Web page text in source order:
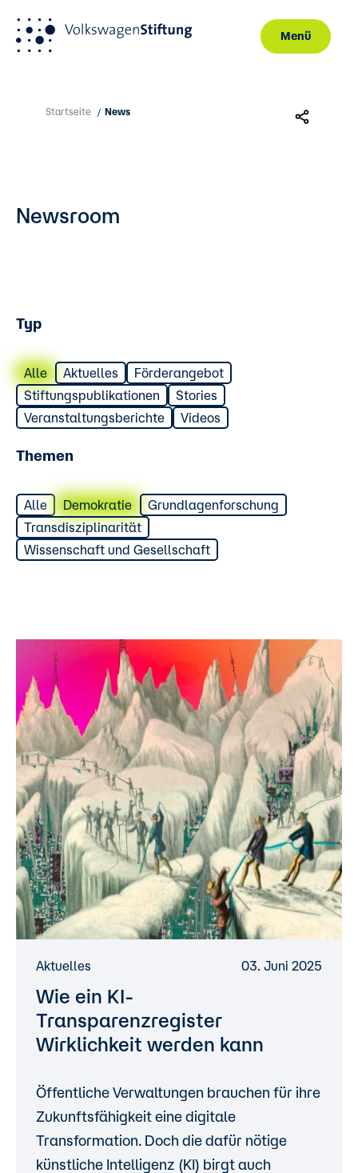
Menü
Startseite / News
Newsroom
Typ
Alle Aktuelles
Förderangebot
Stiftungspublikationen
Stories
Veranstaltungsberichte
Videos
Themen
Alle Demokratie
Grundlagenforschung
Transdisziplinarität
Wissenschaft und Gesellschaft
Aktuelles 03. Juni 2025
Wie ein KI-
Transparenzregister
Wirklichkeit werden kann
Öffentliche Verwaltungen brauchen für ihre
Zukunftsfähigkeit eine digitale
Transformation. Doch die dafür nötige
künstliche Intelligenz (KI) birgt auch